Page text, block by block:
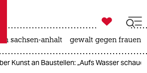
taz zahl ich
taz zahl ich

taz zahl ich
in sachsen-anhalt gewalt gegen frauen
Kunst an Baustellen: „Aufs Wasser